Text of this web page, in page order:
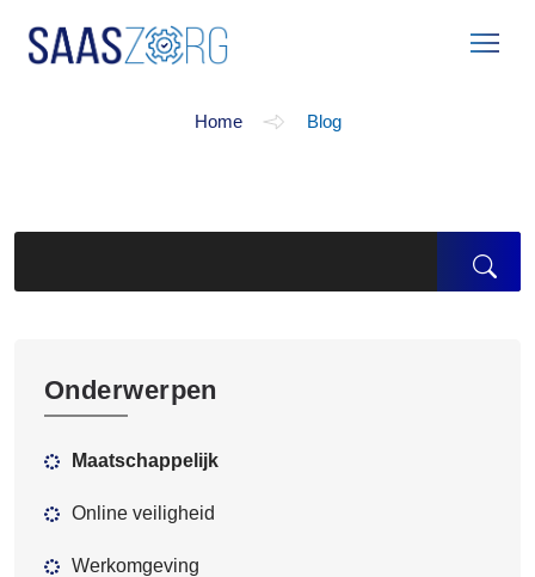
Blog
Home Blog
Onderwerpen
Maatschappelijk
Online veiligheid
Werkomgeving